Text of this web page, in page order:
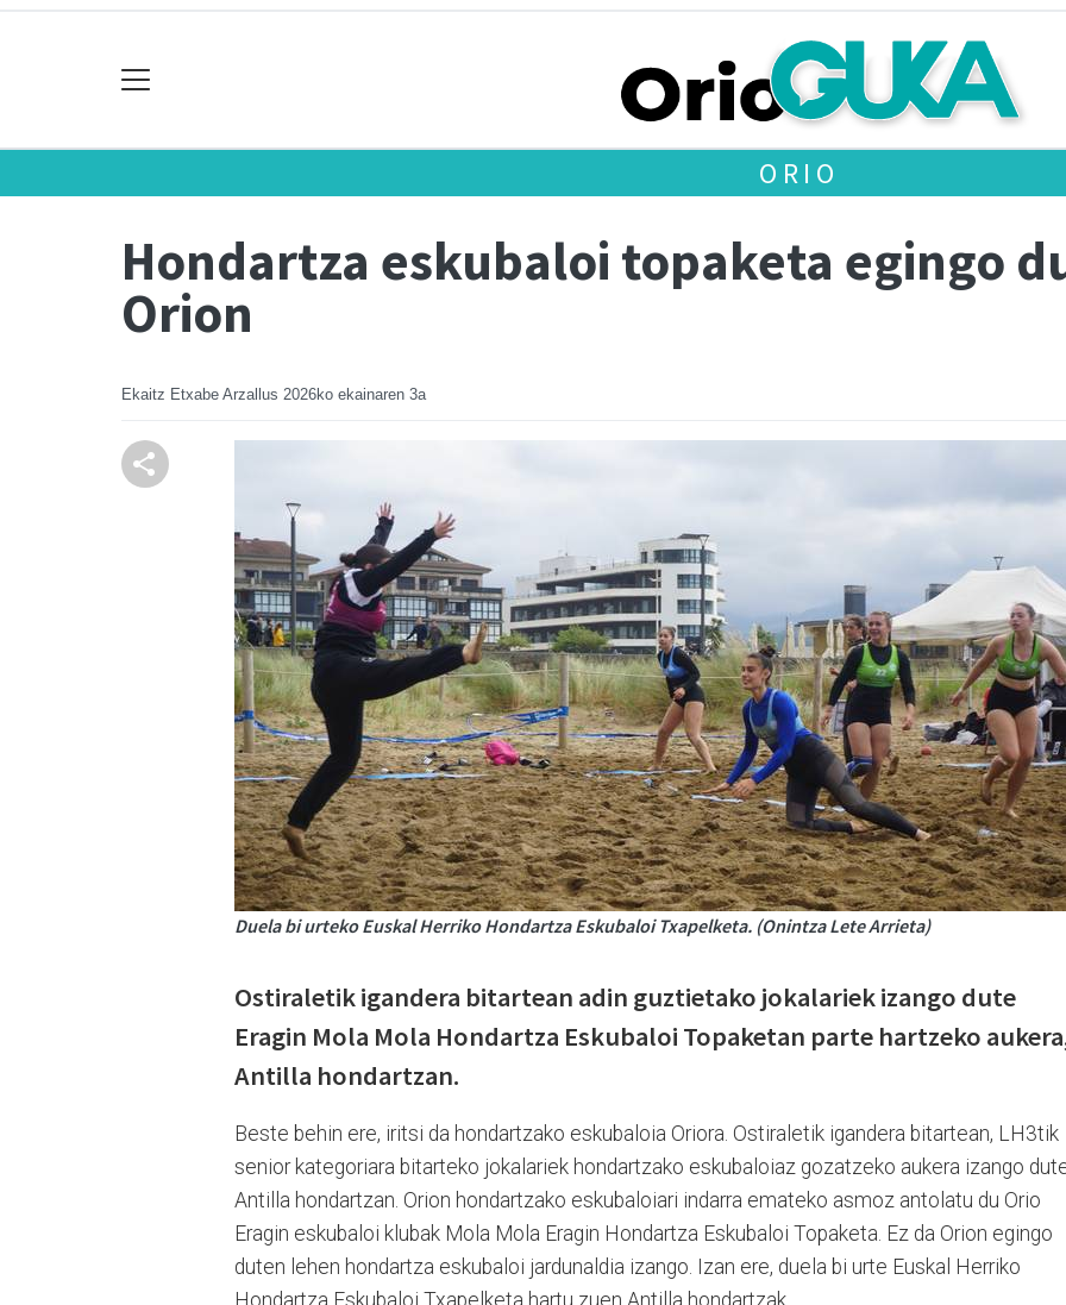
ORIO
Hondartza eskubaloi topaketa egingo
Orion
Ekaitz Etxabe Arzallus 2026ko ekainaren 3a
Duela bi urteko Euskal Herriko Hondartza Eskubaloi Txapelketa. (Onintza Lete Arrieta)
Ostiraletik igandera bitartean adin guztietako jokalariek izango dute
Eragin Mola Mola Hondartza Eskubaloi Topaketan parte hartzeko
Antilla hondartzan.
Beste behin ere, iritsi da hondartzako eskubaloia Oriora. Ostiraletik igandera bitartean, LH3tik
senior kategoriara bitarteko jokalariek hondartzako eskubaloiaz gozatzeko aukera izango
Antilla hondartzan. Orion hondartzako eskubaloiari indarra emateko asmoz antolatu du Orio
Eragin eskubaloi klubak Mola Mola Eragin Hondartza Eskubaloi Topaketa. Ez da Orion egingo
duten lehen hondartza eskubaloi jardunaldia izango. Izan ere, duela bi urte Euskal Herriko
Hondartza Eskubaloi Txapelketa hartu zuen Antilla hondartzak.